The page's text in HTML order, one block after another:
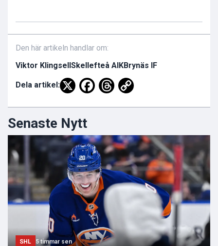
Den här artikeln handlar om:
Viktor Klingsell Skellefteå AIKBrynäs IF
Dela artikel:
Senaste Nytt
SHL 5 timmar sen